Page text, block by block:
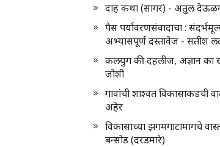
दाह कथा (सागर) - अतुल
पैस पर्यावरणसंवादाचा :
अभ्यासपूर्ण दस्तावेज - सतीश
कलयुग की दहलीज, अज्ञान का
जोशी
गावांची शाश्वत विकासाकडची
अहेर
विकासाच्या झगमगाटामागचे
बन्सोड (दरडमारे)